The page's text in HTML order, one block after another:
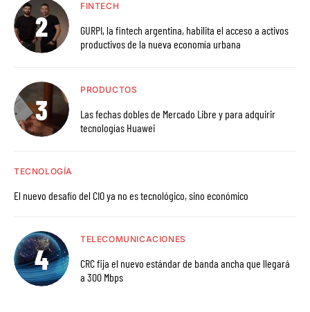
FINTECH
GURPI, la fintech argentina, habilita el acceso a activos
productivos de la nueva economía urbana
PRODUCTOS
Las fechas dobles de Mercado Libre y para adquirir
tecnologías Huawei
TECNOLOGÍA
El nuevo desafío del CIO ya no es tecnológico, sino económico
TELECOMUNICACIONES
CRC fija el nuevo estándar de banda ancha que llegará
a 300 Mbps